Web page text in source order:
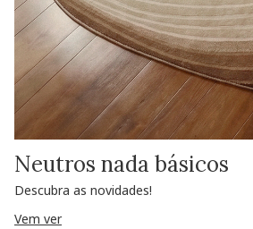
Neutros nada básicos
Descubra as novidades!
Vem ver